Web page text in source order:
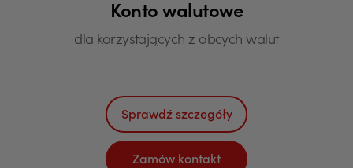
Konto walutowe
dla korzystających z obcych walut
Sprawdź szczegóły
Zamów kontakt